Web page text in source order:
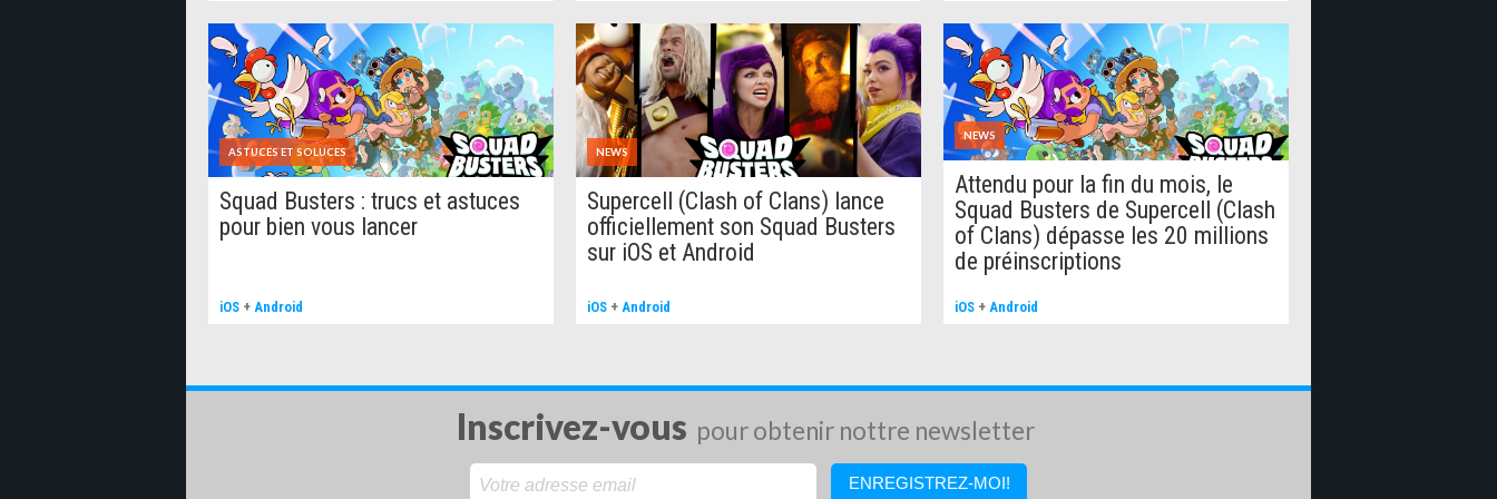
votre famille pour voir qui aura la meilleure squad et décrochera la victoire ! C'est le meilleur moyen de
régler vos comptes ou de commencer les festivités !
Qu'est-ce qui est p'tit et qui est vert ? Le gobelin qui s'enfuit avec vos gemmes ! Squad, en avant !
ASTUCES ET SOLUCES
Squad Busters : trucs et astuces
pour bien vous lancer
iOS + Android
NEWS
Supercell (Clash of Clans) lance
officiellement son Squad Busters
sur iOS et Android
iOS + Android
NEWS
Attendu pour la fin du mois, le
Squad Busters de Supercell (Clash
of Clans) dépasse les 20 millions
de préinscriptions
iOS + Android
Inscrivez-vous pour obtenir nottre newsletter